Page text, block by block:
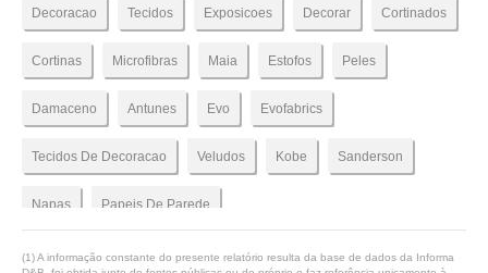
Decoracao Tecidos Exposicoes Decorar Cortinados
Cortinas Microfibras Maia Estofos Peles
Damaceno Antunes Evo Evofabrics
Tecidos De Decoracao Veludos Kobe Sanderson
Napas Papeis De Parede
(1) A informação constante do presente relatório resulta da base de dados da Informa